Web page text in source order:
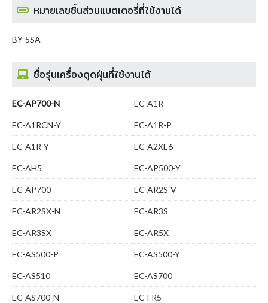
หมายเลขชิ้นส่วนแบตเตอรี่ที่ใช้งานได้
BY-5SA
ชื่อรุ่นเครื่องดูดฝุ่นที่ใช้งานได้
EC-AP700-N EC-A1R
EC-A1RCN-Y EC-A1R-P
EC-A1R-Y EC-A2XE6
EC-AH5 EC-AP500-Y
EC-AP700 EC-AR2S-V
EC-AR2SX-N EC-AR3S
EC-AR3SX EC-AR5X
EC-AS500-P EC-AS500-Y
EC-AS510 EC-AS700
EC-AS700-N EC-FR5